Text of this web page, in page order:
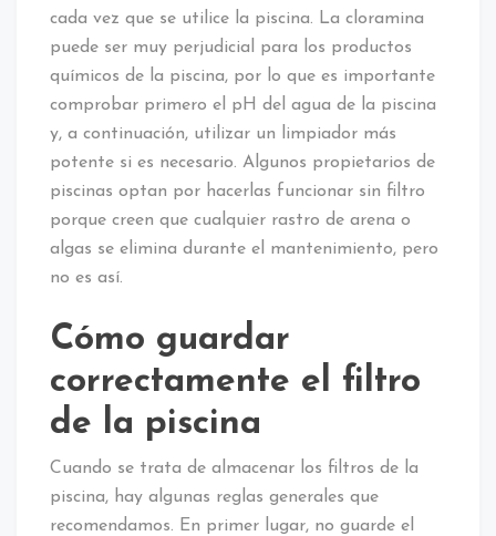
cada vez que se utilice la piscina. La cloramina
puede ser muy perjudicial para los productos
químicos de la piscina, por lo que es importante
comprobar primero el pH del agua de la piscina
y, a continuación, utilizar un limpiador más
potente si es necesario. Algunos propietarios de
piscinas optan por hacerlas funcionar sin filtro
porque creen que cualquier rastro de arena o
algas se elimina durante el mantenimiento, pero
no es así.
Cómo guardar
correctamente el filtro
de la piscina
Cuando se trata de almacenar los filtros de la
piscina, hay algunas reglas generales que
recomendamos. En primer lugar, no guarde el